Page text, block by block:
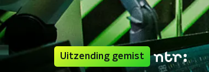
Uitzending gemist